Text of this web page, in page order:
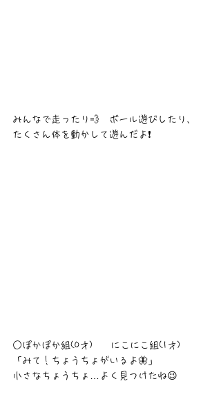
みんなで走ったり💨　ボール遊びしたり、
たくさん体を動かして遊んだよ❗
○ぽかぽか組(0才)　  にこにこ組(1才)
「みて！ちょうちょがいるよ🦋」
小さなちょうちょ…よく見つけたね😉